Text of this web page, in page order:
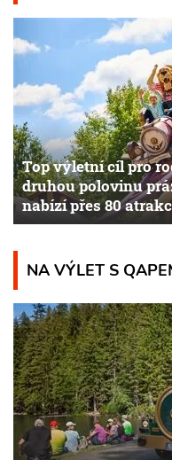
Top výletní cíl pro
druhou polovinu
nabízí přes 80
NA VÝLET S